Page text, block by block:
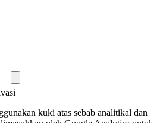
kuki atas sebab analitikal dan